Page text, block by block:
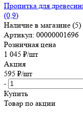
Пропитка для
(0,9)
Наличие в магазине (5)
Артикул: 00000001696
Розничная цена
1 045 ₽/шт
Акция
595 ₽/шт
-
Купить
Товар по акции